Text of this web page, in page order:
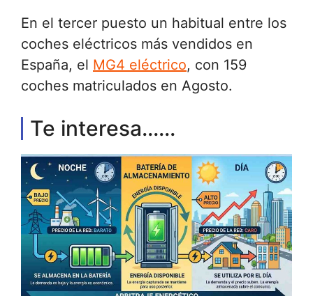
En el tercer puesto un habitual entre los
coches eléctricos más vendidos en
España, el MG4 eléctrico, con 159
coches matriculados en Agosto.
Te interesa......